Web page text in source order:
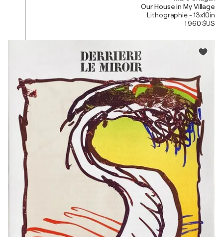
Our House in My Village
Lithographie - 13x10in
1 960 $US